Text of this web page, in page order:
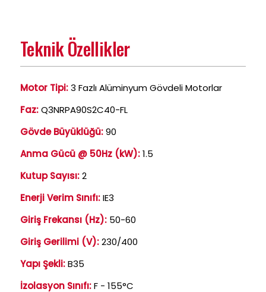
Teknik Özellikler
Motor Tipi:3 Fazlı Alüminyum Gövdeli Motorlar
Faz:Q3NRPA90S2C40-FL
Gövde Büyüklüğü:90
Anma Gücü @ 50Hz (kW):1.5
Kutup Sayısı:2
Enerji Verim Sınıfı:IE3
Giriş Frekansı (Hz): 50-60
Giriş Gerilimi (V):230/400
Yapı Şekli:B35
İzolasyon Sınıfı:F - 155°C